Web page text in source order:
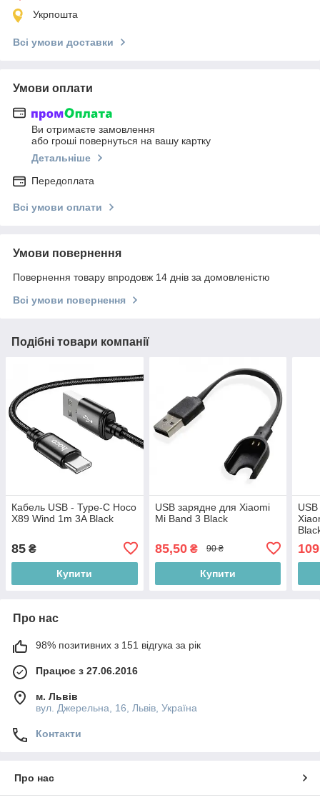
Укрпошта
Всі умови доставки
Умови оплати
Ви отримаєте замовлення
або гроші повернуться на вашу картку
Детальніше
Передоплата
Всі умови оплати
Умови повернення
Повернення товару впродовж 14 днів за домовленістю
Всі умови повернення
Подібні товари компанії
Кабель USB - Type-C Hoco
X89 Wind 1m 3A Black
85 ₴
Купити
USB зарядне для Xiaomi
Mi Band 3 Black
85,50₴ 90 ₴
Купити
Про нас
98% позитивних з 151 відгука за рік
Працює з 27.06.2016
м. Львів
вул. Джерельна, 16, Львів, Україна
Контакти
Про нас